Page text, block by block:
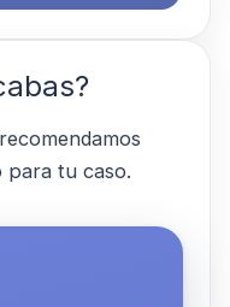
para tu caso.